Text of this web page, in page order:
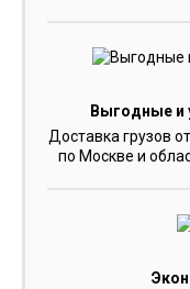
Выгодные и
Доставка грузов
по Москве и